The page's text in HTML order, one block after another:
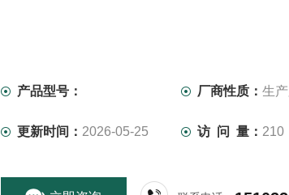
产品型号： 厂商性质：生
更新时间： 2026-05-25 访 问 量： 210